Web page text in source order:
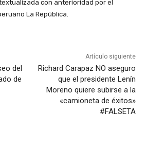
con anterioridad por el
La República.
del
de
Artículo siguiente
Richard Carapaz NO aseguro
que el presidente Lenín
Moreno quiere subirse a la
«camioneta de éxitos»
#FALSETA